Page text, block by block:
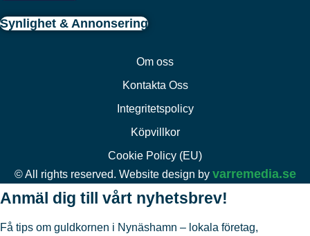
Synlighet & Annonsering
Om oss
Kontakta Oss
Integritetspolicy
Köpvillkor
Cookie Policy (EU)
© All rights reserved. Website design by varremedia.se
Anmäl dig till vårt nyhetsbrev!
Få tips om guldkornen i Nynäshamn – lokala företag,